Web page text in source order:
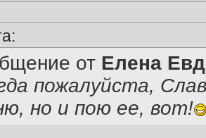
от Елена
пожалуйста,
но и пою ее, вот!